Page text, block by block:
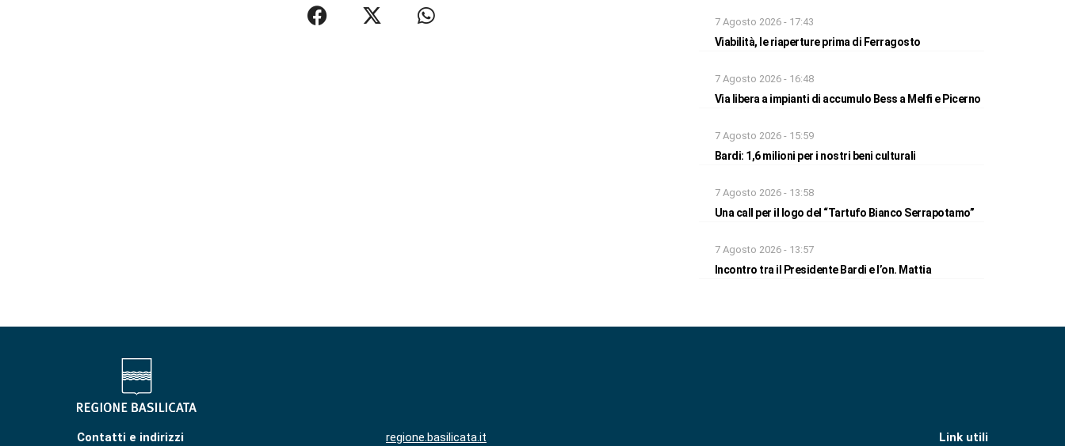
7 Agosto 2026 - 17:43
Viabilità, le riaperture prima di Ferragosto
7 Agosto 2026 - 16:48
Via libera a impianti di accumulo Bess a Melfi e Picerno
7 Agosto 2026 - 15:59
Bardi: 1,6 milioni per i nostri beni culturali
7 Agosto 2026 - 13:58
Una call per il logo del “Tartufo Bianco Serrapotamo”
7 Agosto 2026 - 13:57
Incontro tra il Presidente Bardi e l’on. Mattia
Contatti e indirizzi regione.basilicata.it Link utili